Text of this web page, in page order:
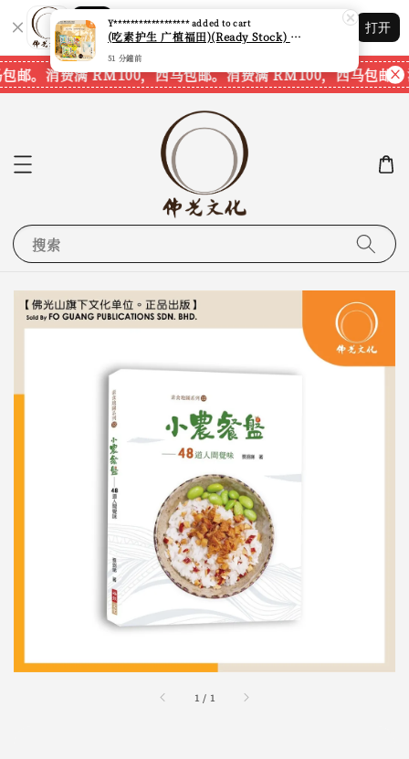
Shopping: 追踪您的订单
您信赖的商店
打开
邮。 消费满 RM100，西马包邮。消费满 RM100，西马包邮。
搜索
1 / 1
Y******************added to cart
(吃素护生 广植福田)(Ready Stock) [现货] 养生菌汤包系列 (素食系列 配套三) (三七须根) (人参) (天麻) (灵芝) (石斛)
51 分鐘前